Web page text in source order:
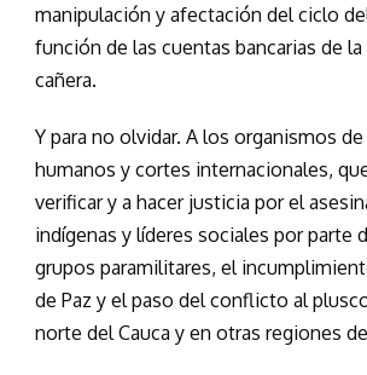
manipulación y afectación del ciclo
función de las cuentas bancarias de
cañera.
Y para no olvidar. A los organismos
humanos y cortes internacionales,
verificar y a hacer justicia por el
indígenas y líderes sociales por parte
grupos paramilitares, el
de Paz y el paso del conflicto al
norte del Cauca y en otras regiones